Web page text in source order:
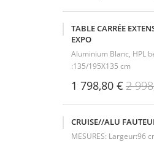
TABLE CARRÉE
EXPO
Aluminium Blanc, HPL
:135/195X135 cm
1 798,80 € 2
CRUISE//ALU
MESURES: Largeur:96